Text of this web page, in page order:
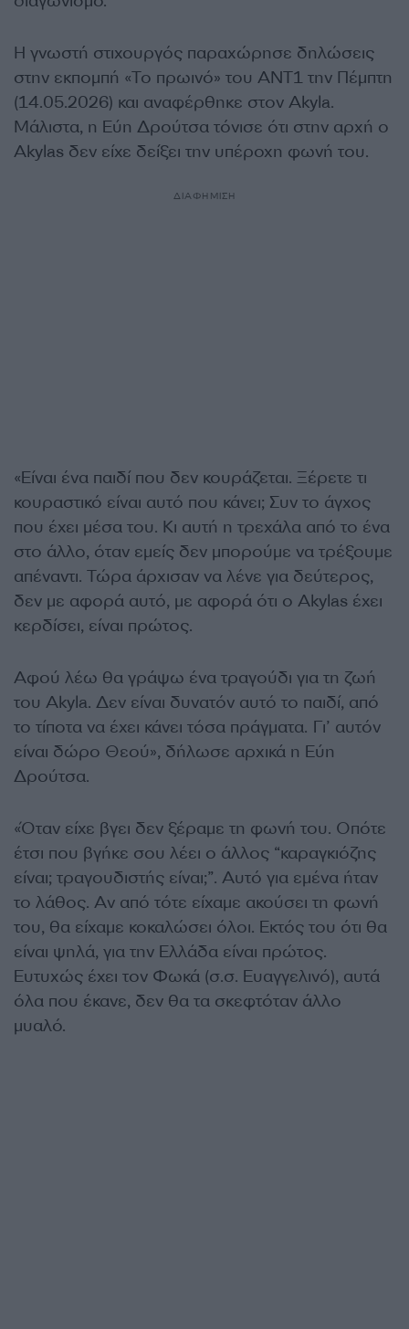
Η γνωστή στιχουργός παραχώρησε δηλώσεις
στην εκπομπή «Το πρωινό» του ΑΝΤ1 την Πέμπτη
(14.05.2026) και αναφέρθηκε στον Akyla.
Μάλιστα, η Εύη Δρούτσα τόνισε ότι στην αρχή ο
Akylas δεν είχε δείξει την υπέροχη φωνή του.
ΔΙΑΦΗΜΙΣΗ
«Είναι ένα παιδί που δεν κουράζεται. Ξέρετε τι
κουραστικό είναι αυτό που κάνει; Συν το άγχος
που έχει μέσα του. Κι αυτή η τρεχάλα από το ένα
στο άλλο, όταν εμείς δεν μπορούμε να τρέξουμε
απέναντι. Τώρα άρχισαν να λένε για δεύτερος,
δεν με αφορά αυτό, με αφορά ότι ο Akylas έχει
κερδίσει, είναι πρώτος.
Αφού λέω θα γράψω ένα τραγούδι για τη ζωή
του Akyla. Δεν είναι δυνατόν αυτό το παιδί, από
το τίποτα να έχει κάνει τόσα πράγματα. Γι’ αυτόν
είναι δώρο Θεού», δήλωσε αρχικά η Εύη
Δρούτσα.
«Όταν είχε βγει δεν ξέραμε τη φωνή του. Οπότε
έτσι που βγήκε σου λέει ο άλλος “καραγκιόζης
είναι; τραγουδιστής είναι;”. Αυτό για εμένα ήταν
το λάθος. Αν από τότε είχαμε ακούσει τη φωνή
του, θα είχαμε κοκαλώσει όλοι. Εκτός του ότι θα
είναι ψηλά, για την Ελλάδα είναι πρώτος.
Ευτυχώς έχει τον Φωκά (σ.σ. Ευαγγελινό), αυτά
όλα που έκανε, δεν θα τα σκεφτόταν άλλο
μυαλό.